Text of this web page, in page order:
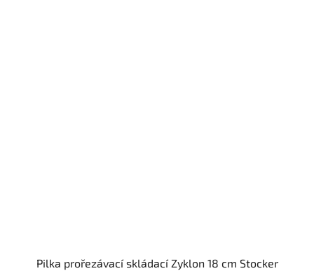
Pilka prořezávací skládací Zyklon 18 cm Stocker